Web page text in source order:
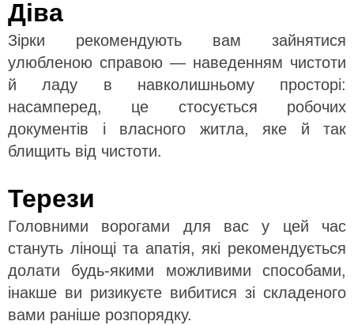
Діва
Зірки рекомендують вам зайнятися
улюбленою справою — наведенням чистоти
й ладу в навколишньому просторі:
насамперед, це стосується робочих
документів і власного житла, яке й так
блищить від чистоти.
Терези
Головними ворогами для вас у цей час
стануть лінощі та апатія, які рекомендується
долати будь-якими можливими способами,
інакше ви ризикуєте вибитися зі складеного
вами раніше розпорядку.